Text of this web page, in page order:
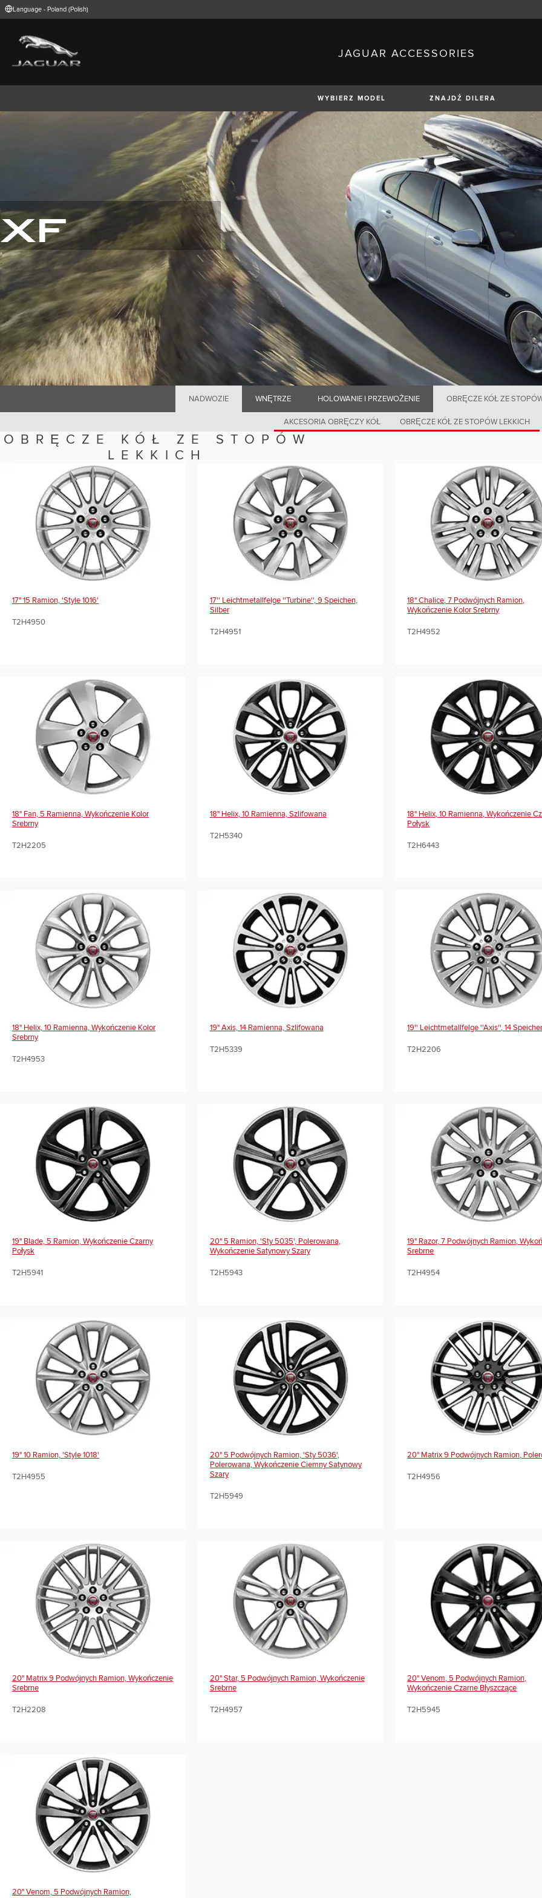
Language - Poland (Polish)
FIND YOUR COUNTRY
International (English)
China (Chinese)
Czech Republic (Czech) France (French)
Italy (Italian)
Mexico (Spanish)
Poland (Polish)
Portugal (Portuguese) Romania (Romania)
Switzerland (German) Switzerland (French)
USA (English)
JAGUAR ACCESSORIES
WYBIERZ MODEL ZNAJDŹ DILERA
E-PACE F-PACE XE XF XF
XF
NADWOZIE WNĘTRZE HOLOWANIE I PRZEWOŻENIE OBRĘCZE KÓŁ ZE
AKCESORIA OBRĘCZY KÓŁ OBRĘCZE KÓŁ ZE STOPÓW LEKKICH
OBRĘCZE KÓŁ ZE STOPÓW
LEKKICH
17" 15 Ramion, 'style 1016'
T2H4950
17'' Leichtmetallfelge ''Turbine'', 9 Speichen,
Silber
T2H4951
18" Chalice, 7 Podwójnych Ramion,
Wykończenie Kolor Srebrny
T2H4952
18" Fan, 5 Ramienna, Wykończenie Kolor
Srebrny
T2H2205
18" Helix, 10 Ramienna, Szlifowana
T2H5340
18" Helix, 10 Ramienna, Wykończenie
Połysk
T2H6443
18" Helix, 10 Ramienna, Wykończenie Kolor
Srebrny
T2H4953
19" Axis, 14 Ramienna, Szlifowana
T2H5339
19'' Leichtmetallfelge ''Axis'', 14
T2H2206
19" Blade, 5 Ramion, Wykończenie Czarny
Połysk
T2H5941
20" 5 Ramion, 'sty 5035', Polerowana,
Wykończenie Satynowy Szary
T2H5943
19" Razor, 7 Podwójnych Ramion,
Srebrne
T2H4954
19" 10 Ramion, 'style 1018'
T2H4955
20" 5 Podwójnych Ramion, 'sty 5036',
Polerowana, Wykończenie Ciemny Satynowy
Szary
T2H5949
20" Matrix 9 Podwójnych Ramion,
T2H4956
20" Matrix 9 Podwójnych Ramion, Wykończenie
Srebrne
T2H2208
20" Star, 5 Podwójnych Ramion, Wykończenie
Srebrne
T2H4957
20" Venom, 5 Podwójnych Ramion,
Wykończenie Czarne Błyszczące
T2H5945
20" Venom, 5 Podwójnych Ramion,